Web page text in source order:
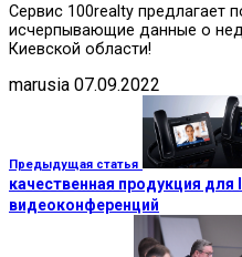
Сервис 100realty предлагает
исчерпывающие данные о
Киевской области!
marusia 07.09.2022
Предыдущая статья
качественная продукция для
видеоконференций